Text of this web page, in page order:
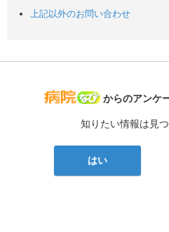
上記以外のお問い合わせ
病院なび
からのアンケ
知りたい情報は見
はい